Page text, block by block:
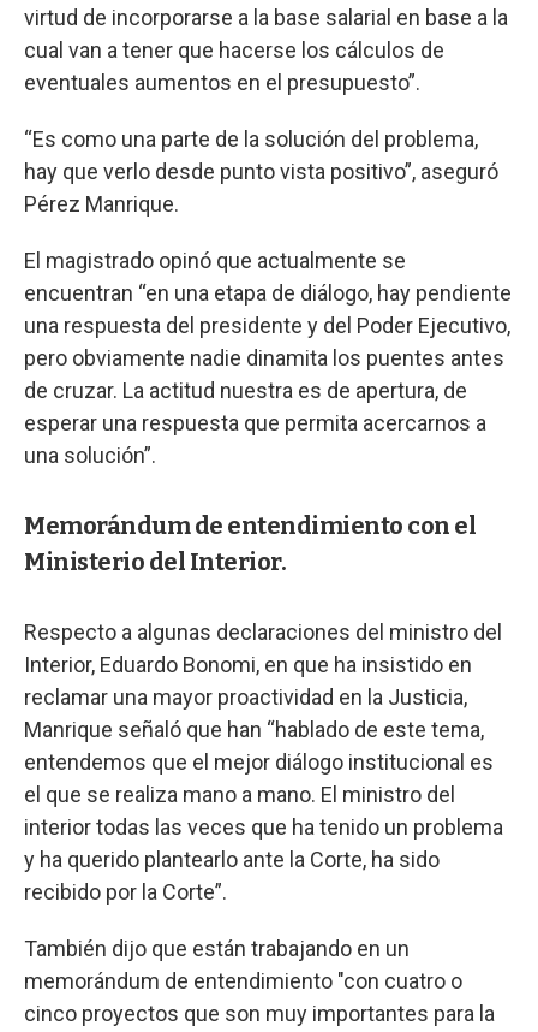
virtud de incorporarse a la base salarial en base a la
cual van a tener que hacerse los cálculos de
eventuales aumentos en el presupuesto”.
“Es como una parte de la solución del problema,
hay que verlo desde punto vista positivo”, aseguró
Pérez Manrique.
El magistrado opinó que actualmente se
encuentran “en una etapa de diálogo, hay pendiente
una respuesta del presidente y del Poder Ejecutivo,
pero obviamente nadie dinamita los puentes antes
de cruzar. La actitud nuestra es de apertura, de
esperar una respuesta que permita acercarnos a
una solución”.
Memorándum de entendimiento con el
Ministerio del Interior.
Respecto a algunas declaraciones del ministro del
Interior, Eduardo Bonomi, en que ha insistido en
reclamar una mayor proactividad en la Justicia,
Manrique señaló que han “hablado de este tema,
entendemos que el mejor diálogo institucional es
el que se realiza mano a mano. El ministro del
interior todas las veces que ha tenido un problema
y ha querido plantearlo ante la Corte, ha sido
recibido por la Corte”.
También dijo que están trabajando en un
memorándum de entendimiento "con cuatro o
cinco proyectos que son muy importantes para la